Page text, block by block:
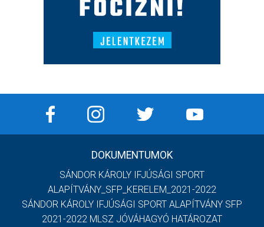
DOKUMENTUMOK
SÁNDOR KÁROLY IFJÚSÁGI SPORT
ALAPÍTVÁNY_SFP_KERELEM_2021-2022
SÁNDOR KÁROLY IFJÚSÁGI SPORT ALAPÍTVÁNY SFP
2021-2022 MLSZ JÓVÁHAGYÓ HATÁROZAT